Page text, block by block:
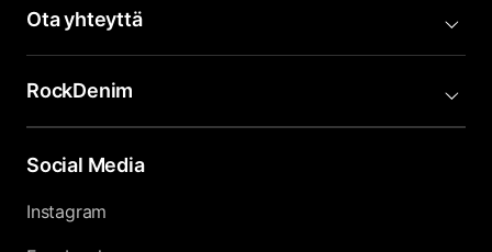
Ota yhteyttä
RockDenim
Social Media
Instagram